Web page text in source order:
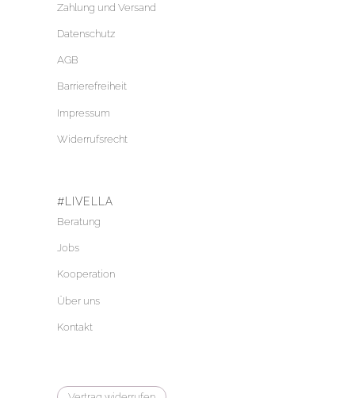
Zahlung und Versand
Datenschutz
AGB
Barrierefreiheit
Impressum
Widerrufsrecht
#LIVELLA
Beratung
Jobs
Kooperation
Über uns
Kontakt